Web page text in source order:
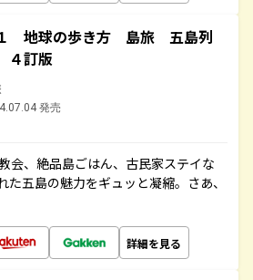
地球の歩き方 島旅 五島列
訂版
発売
会、絶品島ごはん、古民家ステイな
た五島の魅力をギュッと凝縮。さあ、
詳細を見る